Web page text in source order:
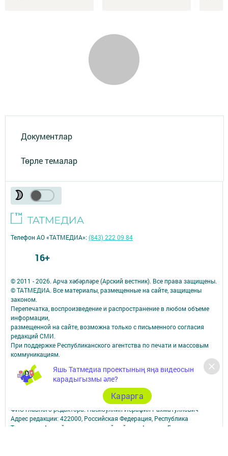
Документлар
Төрле темалар
Яшь Татмедиа проектының яңа видеосын
карадыгызмы әле?
Карарга
© 2011 - 2026. Арча хәбәрләре (Арский вестник). Все права защищены.
© ТАТМЕДИА. Все материалы, размещенные на сайте, защищены
законом.
Перепечатка, воспроизведение и распространение в любом объеме
информации,
размещенной на сайте, возможна только с письменного согласия
редакций СМИ.
При поддержке Республиканского агентства по печати и массовым
коммуникациям.
Наименование СМИ: Арча хәбәрләре (Арский вестник)
СМИ зарегистрировано Федеральной службой по надзору в сфере
связи,
информационных технологий и массовых коммуникаций
запись о регистрации СМИ Эл № ФС77–87940 от 16.08.2024
ФИО главного редактора: Насибуллин Исрафил Рахматуллович
Адрес редакции: 422000, Российская Федерация, Республика
Татарстан, Арский муниципальный район, г. Арск, ул. Банковская, д.
Телефон АО «ТАТМЕДИА»:(843) 222 09 84
16+